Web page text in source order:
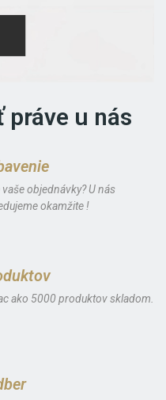
práve u nás
objednávky? U nás
okamžite !
ako 5000 produktov skladom.